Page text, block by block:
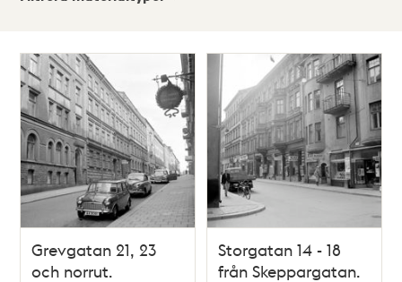
Lista
Karta
träffar
Grevgatan 21, 23
och norrut.
Storgatan 14 - 18
från Skeppargatan.